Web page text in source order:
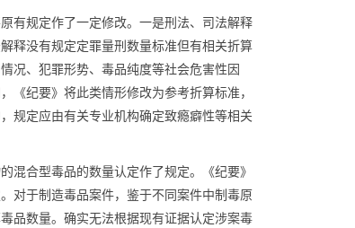
有规定作了一定修改。一是刑法、司法解释
释没有规定定罪量刑数量标准但有相关折算
况、犯罪形势、毒品纯度等社会危害性因
《纪要》将此类情形修改为参考折算标准，
规定应由有关专业机构确定致瘾癖性等相关
混合型毒品的数量认定作了规定。《纪要》
对于制造毒品案件，鉴于不同案件中制毒原
品数量。确实无法根据现有证据认定涉案毒